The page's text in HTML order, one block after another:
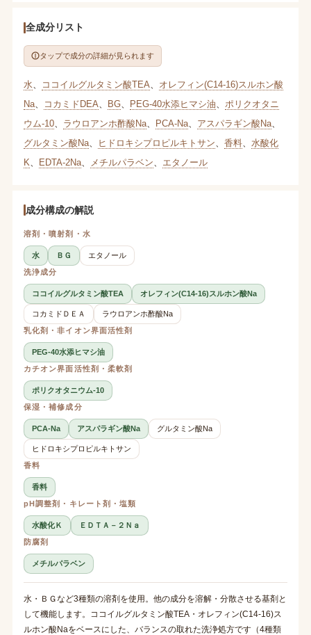
全成分リスト
タップで成分の詳細が見られます
水 ココイルグルタミン酸TEA
オレフィン(C14-16)スルホン酸
Na、 コカミドDEA BG、 PEG-40水添ヒマシ油
ポリクオタニ
ウム-10、 ラウロアンホ酢酸Na、 PCA-Na、 アスパラギン酸Na、
グルタミン酸Na、 ヒドロキシプロピルキトサン 香料、 水酸化
K
EDTA-2Na、 メチルパラベン エタノール
成分構成の解説
溶剤・噴射剤・水
水 ＢＧ
エタノール
洗浄成分
ココイルグルタミン酸TEA オレフィン(C14-16)スルホン酸Na
コカミドＤＥＡ
ラウロアンホ酢酸Na
乳化剤・非イオン界面活性剤
PEG-40水添ヒマシ油
カチオン界面活性剤・柔軟剤
ポリクオタニウム-10
保湿・補修成分
PCA-Na アスパラギン酸Na グルタミン酸Na
ヒドロキシプロピルキトサン
香料
香料
pH調整剤・キレート剤・塩類
水酸化Ｋ
ＥＤＴＡ－２Ｎａ
防腐剤
メチルパラベン
水・ＢＧなど3種類の溶剤を使用。他の成分を溶解・分散させる基剤と
して機能します。ココイルグルタミン酸TEA・オレフィン(C14-16)ス
ルホン酸Naをベースにした、バランスの取れた洗浄処方です（4種類